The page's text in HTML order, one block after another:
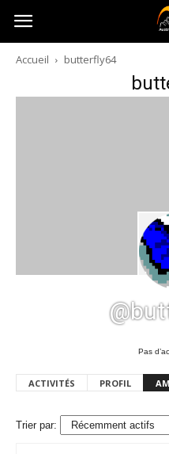
Australia-
australie.com
Accueil butterfly64
Pas
ACTIVITÉS PROFIL
Trier par: